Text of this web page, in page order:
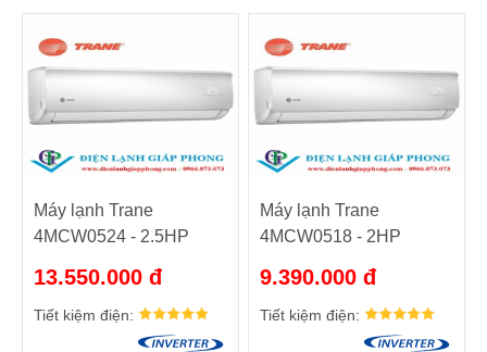
Máy lạnh Trane
4MCW0524 - 2.5HP
13.550.000 đ
Tiết kiệm điện:
Máy lạnh Trane
4MCW0518 - 2HP
9.390.000 đ
Tiết kiệm điện: